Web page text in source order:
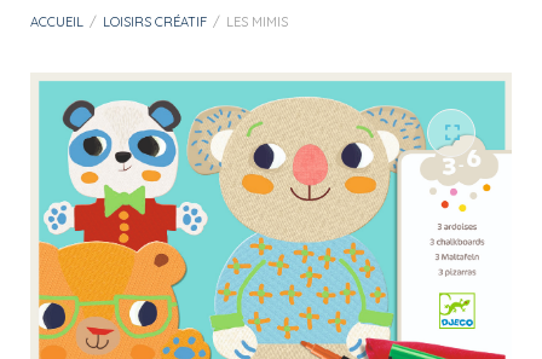
ACCUEIL / LOISIRS CRÉATIF / LES MIMIS